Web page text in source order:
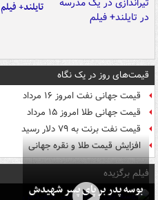
تایلند+ فیلم
قیمت‌های روز در یک نگاه
قیمت جهانی نفت امروز ۱۶ مرداد
قیمت جهانی طلا امروز ۱۵ مرداد
قیمت نفت برنت به ۷۹ دلار رسید
افزایش قیمت طلا و نقره جهانی
فیلم برگزیده
بوسه‌ پدر بر پای پسر شهیدش